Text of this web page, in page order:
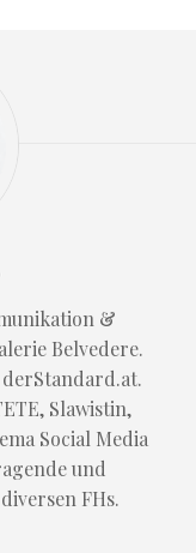
&
Belvedere.
Slawistin,
Social Media
und
FHs.